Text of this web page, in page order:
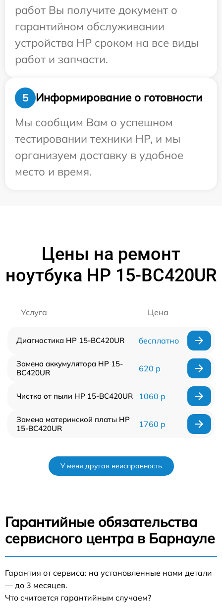
работ Вы получите документ о
гарантийном обслуживании
устройства HP сроком на все виды
работ и запчасти.
5
Информирование о готовности
Мы сообщим Вам о успешном
тестировании техники HP, и мы
организуем доставку в удобное
место и время.
Цены на ремонт
ноутбука HP 15-BC420UR
Услуга Цена
Диагностика HP 15-BC420UR бесплатно
Замена аккумулятора HP 15-
BC420UR
620 р
Чистка от пыли HP 15-BC420UR 1060 р
Замена материнской платы HP
15-BC420UR
1760 р
У меня другая неисправность
Гарантийные обязательства
сервисного центра в Барнауле
Гарантия от сервиса: на установленные нами детали
— до 3 месяцев.
Что считается гарантийным случаем?